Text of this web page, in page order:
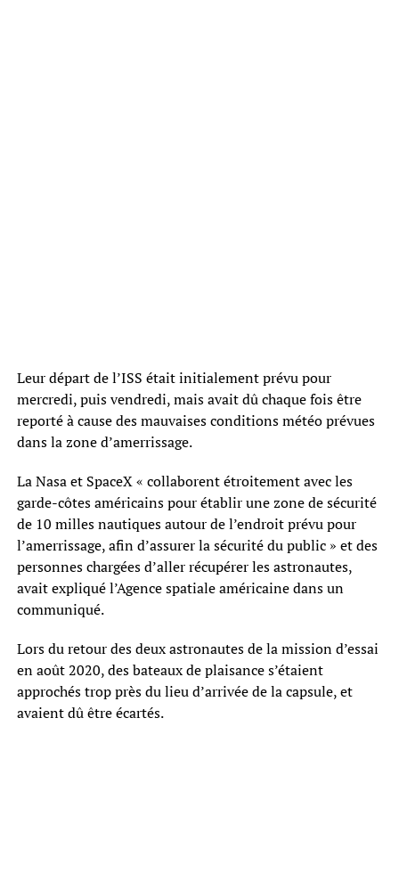
Leur départ de l’ISS était initialement prévu pour
mercredi, puis vendredi, mais avait dû chaque fois être
reporté à cause des mauvaises conditions météo prévues
dans la zone d’amerrissage.
La Nasa et SpaceX « collaborent étroitement avec les
garde-côtes américains pour établir une zone de sécurité
de 10 milles nautiques autour de l’endroit prévu pour
l’amerrissage, afin d’assurer la sécurité du public » et des
personnes chargées d’aller récupérer les astronautes,
avait expliqué l’Agence spatiale américaine dans un
communiqué.
Lors du retour des deux astronautes de la mission d’essai
en août 2020, des bateaux de plaisance s’étaient
approchés trop près du lieu d’arrivée de la capsule, et
avaient dû être écartés.